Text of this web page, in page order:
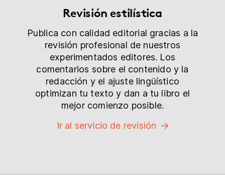
Revisión estilística
Publica con calidad editorial gracias a la
revisión profesional de nuestros
experimentados editores. Los
comentarios sobre el contenido y la
redacción y el ajuste lingüístico
optimizan tu texto y dan a tu libro el
mejor comienzo posible.
Ir al servicio de revisión